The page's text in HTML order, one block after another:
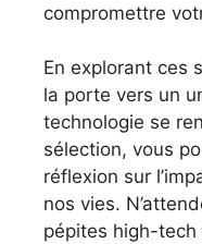
compromettre
En explorant ces
la porte vers un
technologie se
sélection, vous
réflexion sur
nos vies.
pépites high-